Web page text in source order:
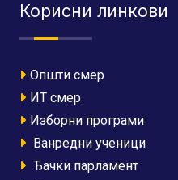
Корисни линкови
Општи смер
ИТ смер
Изборни програми
Ванредни ученици
Ђачки парламент